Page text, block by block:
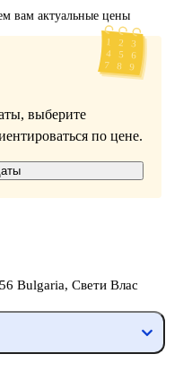
вам актуальные цены
выберите
по цене.
Bulgaria, Свети Влас